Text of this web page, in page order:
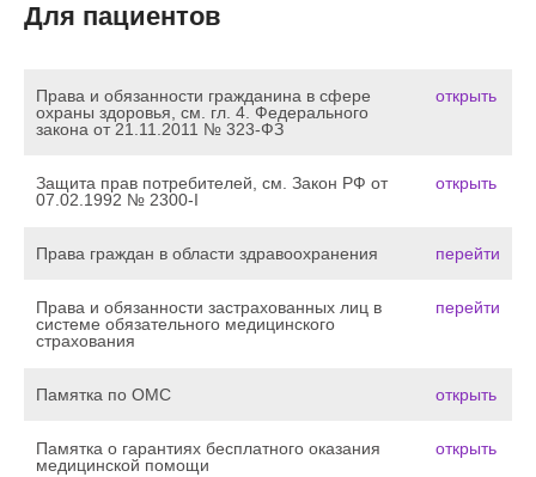
Для пациентов
Права и обязанности гражданина в сфере
охраны здоровья, см. гл. 4. Федерального
закона от 21.11.2011 № 323-ФЗ
открыть
Защита прав потребителей, см. Закон РФ от
07.02.1992 № 2300-I
открыть
Права граждан в области здравоохранения перейти
Права и обязанности застрахованных лиц в
системе обязательного медицинского
страхования
перейти
Памятка по ОМС открыть
Памятка о гарантиях бесплатного оказания
медицинской помощи
открыть